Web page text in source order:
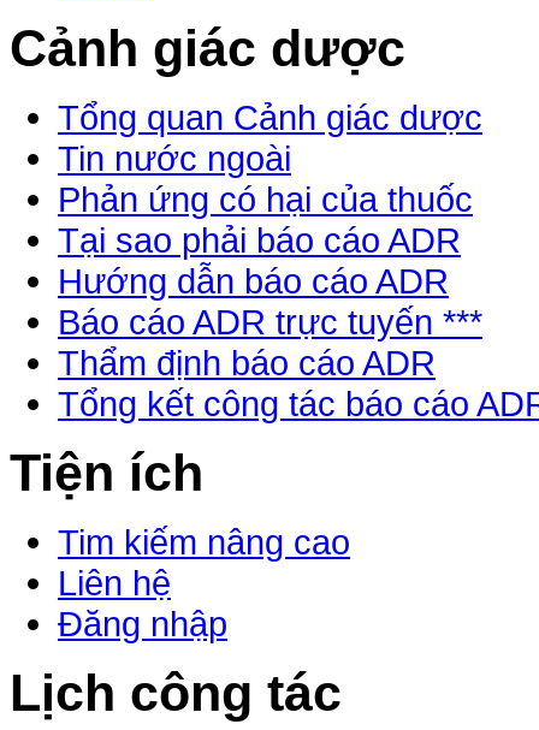
Cảnh giác dược
Tổng quan Cảnh giác dược
Tin nước ngoài
Phản ứng có hại của thuốc
Tại sao phải báo cáo ADR
Hướng dẫn báo cáo ADR
Báo cáo ADR trực tuyến ***
Thẩm định báo cáo ADR
Tổng kết công tác báo cáo
Tiện ích
Tim kiếm nâng cao
Liên hệ
Đăng nhập
Lịch công tác